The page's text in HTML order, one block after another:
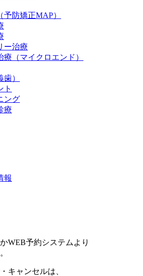
予防矯正MAP）
ー治療
療（マイクロエンド）
）
ト
ング
療
報
WEB予約システムより
キャンセルは、